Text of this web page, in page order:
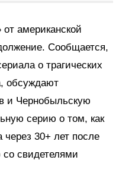
американской
Сообщается,
о трагических
обсуждают
и Чернобыльскую
серию о том, как
через 30+ лет после
свидетелями